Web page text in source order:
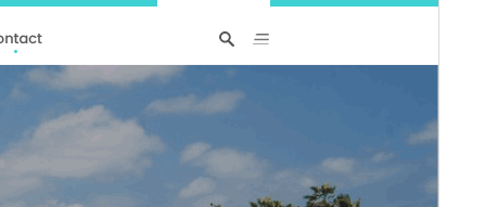
ही थीम मुक्त आहे परंतु अतिरिक्त पैशांचे वाणिज्यिक अपग्रेड किंवा
समर्थन प्रदान करते.
पूर्वावलोकनडाउनलोड
शेवटचे अद्यतन
वर्डप्रेस आवृत्ती